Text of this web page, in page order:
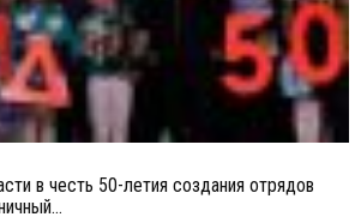
в честь 50-летия создания отрядов